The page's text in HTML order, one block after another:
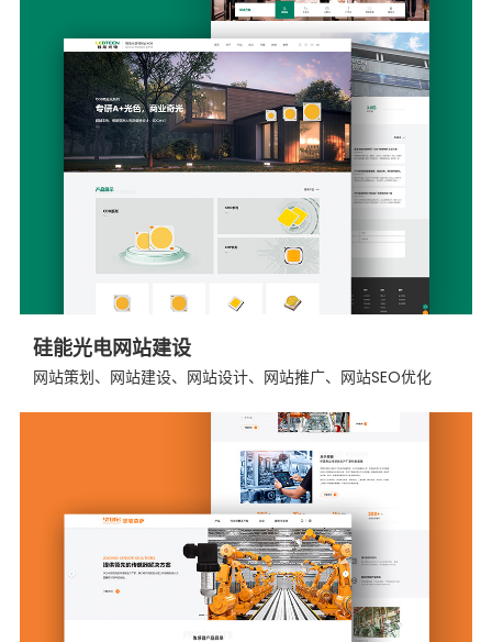
硅能光电网站建设
网站策划、网站建设、网站设计、网站推广、网站SEO优化